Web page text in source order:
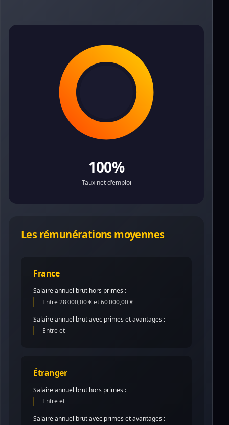
100%
Taux net d'emploi
Les rémunérations moyennes
France
Salaire annuel brut hors primes :
Entre 28 000,00 € et 60 000,00 €
Salaire annuel brut avec primes et avantages :
Entre et
Étranger
Salaire annuel brut hors primes :
Entre et
Salaire annuel brut avec primes et avantages :